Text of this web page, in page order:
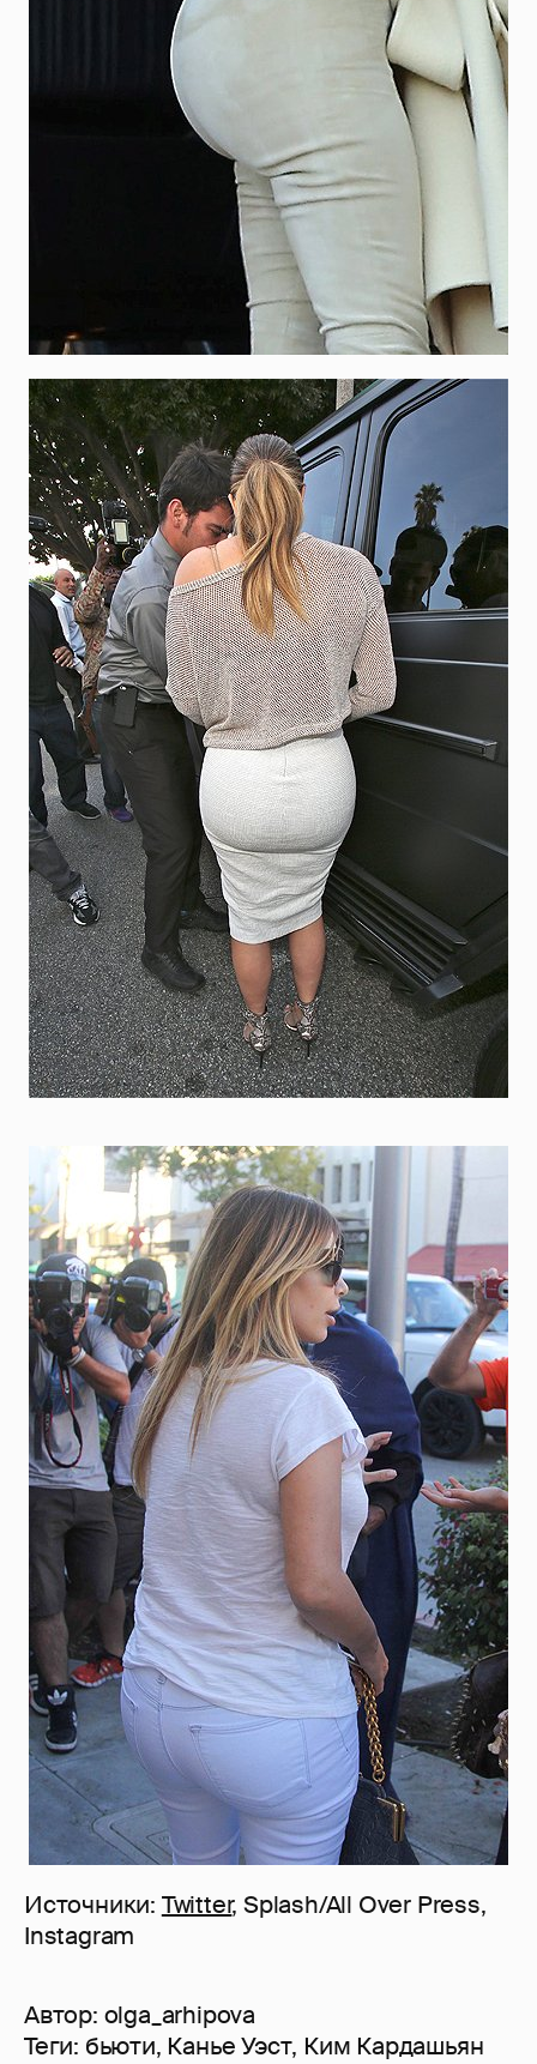
Источники: Twitter, Splash/All Over Press,
Instagram
Автор: olga_arhipova
Теги: бьюти, Канье Уэст, Ким Кардашьян